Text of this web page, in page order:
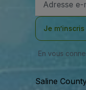
e-
Je m’inscris
En vous
Saline